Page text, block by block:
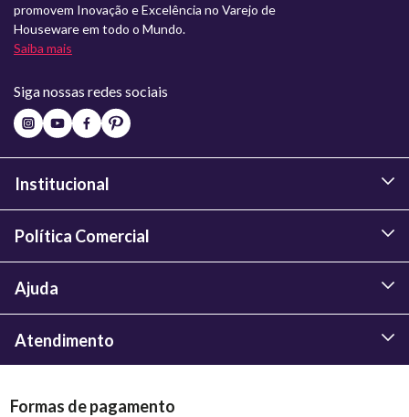
promovem Inovação e Excelência no Varejo de
Houseware em todo o Mundo.
Saiba mais
Siga nossas redes sociais
Institucional
Política Comercial
Ajuda
Atendimento
Formas de pagamento